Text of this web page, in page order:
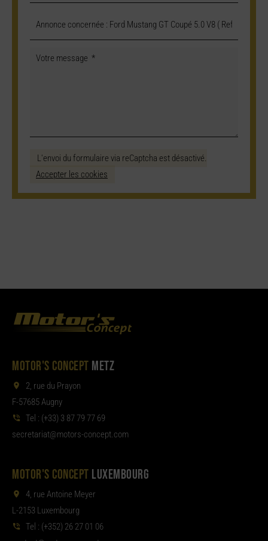
L'envoi du formulaire via reCaptcha est désactivé.
Accepter les cookies
MOTOR'S CONCEPT METZ
2, rue du Prayon
F-57685 Augny
Tel : (+33) 3 87 79 77 69
moc.tpecnoc-sro
tom@tair
aterces
MOTOR'S CONCEPT LUXEMBOURG
4, rue Antoine Meyer
L-2153 Luxembourg
Tel : (+352) 26 27 01 06